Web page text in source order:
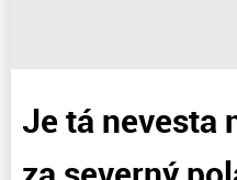
Je tá nevesta